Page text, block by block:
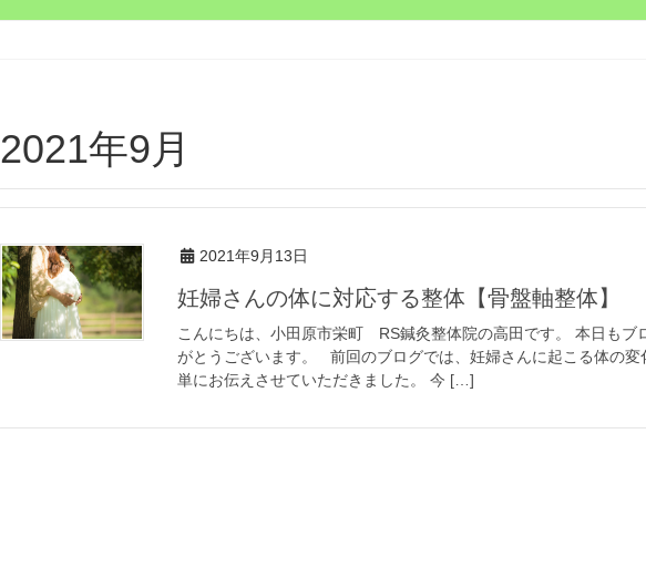
2021年9月
2021年9月13日
妊婦さんの体に対応する整体【骨盤軸整体】
こんにちは、小田原市栄町 RS鍼灸整体院の高田です。 本日もブ
がとうございます。 前回のブログでは、妊婦さんに起こる体の変
単にお伝えさせていただきました。 今 […]